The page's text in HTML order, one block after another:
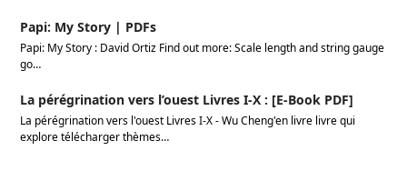
Papi: My Story | PDFs
Papi: My Story : David Ortiz Find out more: Scale length and string gauge
go…
La pérégrination vers l’ouest Livres I-X : [E-Book PDF]
La pérégrination vers l'ouest Livres I-X - Wu Cheng'en livre livre qui
explore télécharger thèmes…